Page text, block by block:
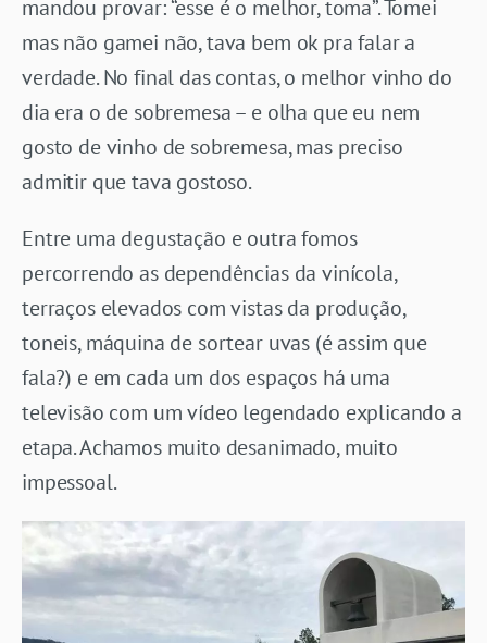
mandou provar: “esse é o melhor, toma”. Tomei
mas não gamei não, tava bem ok pra falar a
verdade. No final das contas, o melhor vinho do
dia era o de sobremesa – e olha que eu nem
gosto de vinho de sobremesa, mas preciso
admitir que tava gostoso.
Entre uma degustação e outra fomos
percorrendo as dependências da vinícola,
terraços elevados com vistas da produção,
toneis, máquina de sortear uvas (é assim que
fala?) e em cada um dos espaços há uma
televisão com um vídeo legendado explicando a
etapa. Achamos muito desanimado, muito
impessoal.